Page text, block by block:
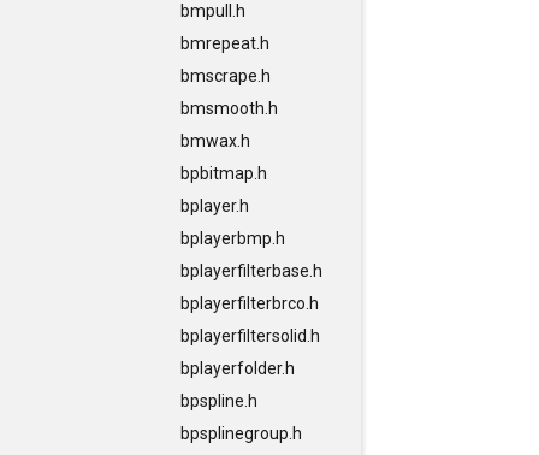
bmpull.h
bmrepeat.h
bmscrape.h
bmsmooth.h
bmwax.h
bpbitmap.h
bplayer.h
bplayerbmp.h
bplayerfilterbase.h
bplayerfilterbrco.h
bplayerfiltersolid.h
bplayerfolder.h
bpspline.h
bpsplinegroup.h